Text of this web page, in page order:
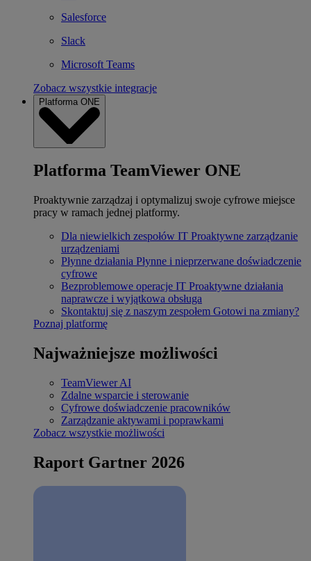
Salesforce
Slack
Microsoft Teams
Zobacz wszystkie integracje
Platforma ONE
Platforma TeamViewer ONE
Proaktywnie zarządzaj i optymalizuj swoje cyfrowe miejsce
pracy w ramach jednej platformy.
Dla niewielkich zespołów IT Proaktywne zarządzanie
urządzeniami
Płynne działania Płynne i nieprzerwane doświadczenie
cyfrowe
Bezproblemowe operacje IT Proaktywne działania
naprawcze i wyjątkowa obsługa
Skontaktuj się z naszym zespołem Gotowi na zmiany?
Poznaj platformę
Najważniejsze możliwości
TeamViewer AI
Zdalne wsparcie i sterowanie
Cyfrowe doświadczenie pracowników
Zarządzanie aktywami i poprawkami
Zobacz wszystkie możliwości
Raport Gartner 2026